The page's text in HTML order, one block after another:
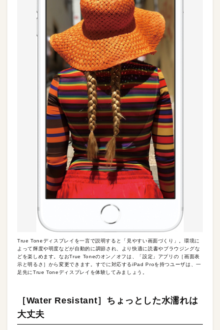
True Toneディスプレイを一言で説明すると「見やすい画面づくり」。環境に
よって輝度や明度などが自動的に調節され、より快適に読書やブラウジングな
どを楽しめます。なおTrue Toneのオン／オフは、「設定」アプリの［画面表
示と明るさ］から変更できます。すでに対応するiPad Proを持つユーザは、一
足先にTrue Toneディスプレイを体験してみましょう。
［Water Resistant］ちょっとした水濡れは
大丈夫